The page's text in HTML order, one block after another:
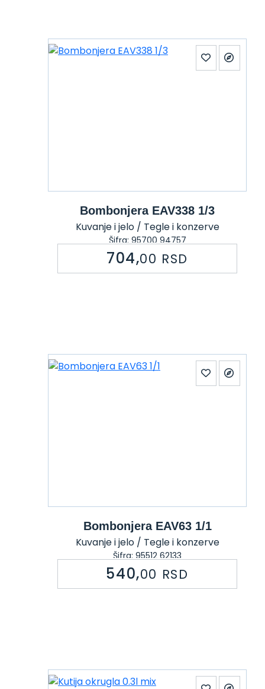
Bombonjera EAV338 1/3
Kuvanje i jelo / Tegle i konzerve
Šifra: 95700 94757
704,00 RSD
Bombonjera EAV63 1/1
Kuvanje i jelo / Tegle i konzerve
Šifra: 95512 62133
540,00 RSD